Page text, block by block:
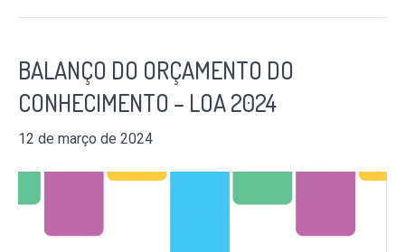
BALANÇO DO ORÇAMENTO DO
CONHECIMENTO – LOA 2024
12 de março de 2024